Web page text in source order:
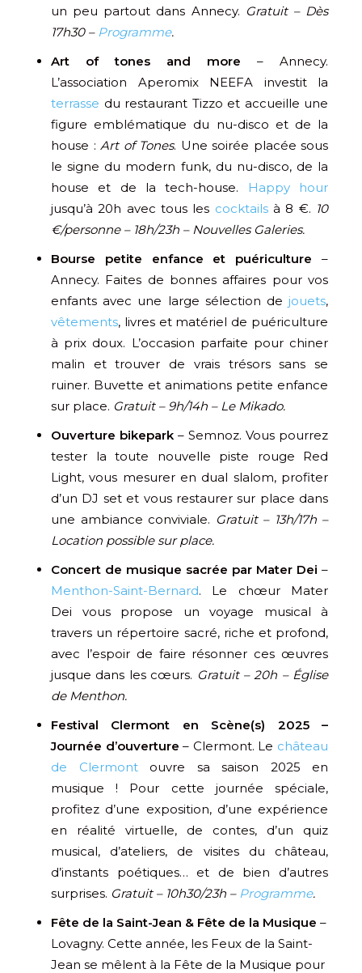
un peu partout dans Annecy. Gratuit – Dès
17h30 – Programme.
Art of tones and more – Annecy.
L’association Aperomix NEEFA investit la
terrasse du restaurant Tizzo et accueille une
figure emblématique du nu-disco et de la
house : Art of Tones. Une soirée placée sous
le signe du modern funk, du nu-disco, de la
house et de la tech-house.
Happy hour
jusqu’à 20h avec tous les cocktailsà 8 €. 10
€/personne – 18h/23h – Nouvelles Galeries.
Bourse petite enfance et puériculture –
Annecy. Faites de bonnes affaires pour vos
enfants avec une large sélection de jouets,
vêtements, livres et matériel de puériculture
à prix doux. L’occasion parfaite pour chiner
malin et trouver de vrais trésors sans se
ruiner. Buvette et animations petite enfance
sur place. Gratuit – 9h/14h – Le Mikado.
Ouverture bikepark – Semnoz. Vous pourrez
tester la toute nouvelle piste rouge Red
Light, vous mesurer en dual slalom, profiter
d’un DJ set et vous restaurer sur place dans
une ambiance conviviale. Gratuit – 13h/17h –
Location possible sur place.
Concert de musique sacrée par Mater Dei –
Menthon-Saint-Bernard. Le chœur Mater
Dei vous propose un voyage musical à
travers un répertoire sacré, riche et profond,
avec l’espoir de faire résonner ces œuvres
jusque dans les cœurs. Gratuit – 20h – Église
de Menthon.
Festival Clermont en Scène(s) 2025 –
Journée d’ouverture – Clermont. Le château
de Clermontouvre sa saison 2025 en
musique ! Pour cette journée spéciale,
profitez d’une exposition, d’une expérience
en réalité virtuelle, de contes, d’un quiz
musical, d’ateliers, de visites du château,
d’instants poétiques… et de bien d’autres
surprises. Gratuit – 10h30/23h – Programme.
Fête de la Saint-Jean & Fête de la Musique –
Lovagny. Cette année, les Feux de la Saint-
Jean se mêlent à la Fête de la Musique pour